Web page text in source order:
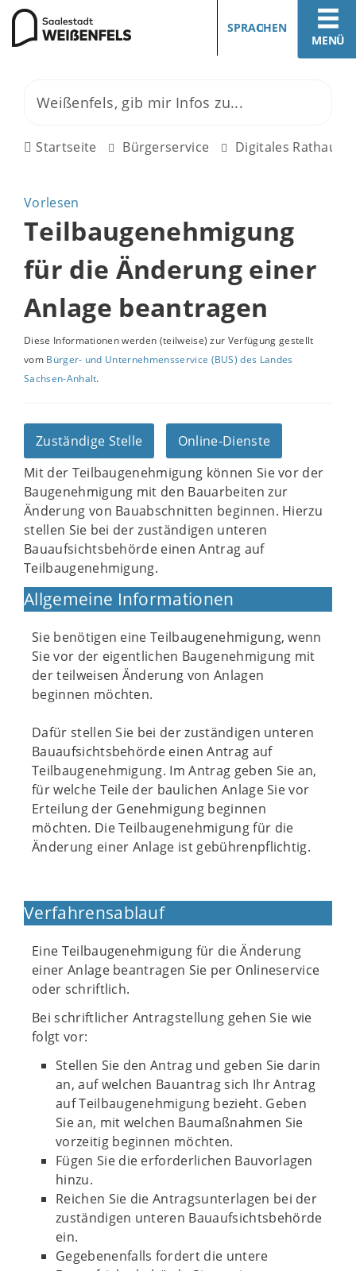
MENÜ
SPRACHEN
Startseite Bürgerservice Digitales Rathaus
Vorlesen
Teilbaugenehmigung
für die Änderung einer
Anlage beantragen
Diese Informationen werden (teilweise) zur Verfügung gestellt
vom Bürger- und Unternehmensservice (BUS) des Landes
Sachsen-Anhalt.
Zuständige Stelle
Online-Dienste
Mit der Teilbaugenehmigung können Sie vor der
Baugenehmigung mit den Bauarbeiten zur
Änderung von Bauabschnitten beginnen. Hierzu
stellen Sie bei der zuständigen unteren
Bauaufsichtsbehörde einen Antrag auf
Teilbaugenehmigung.
Allgemeine Informationen
Sie benötigen eine Teilbaugenehmigung, wenn
Sie vor der eigentlichen Baugenehmigung mit
der teilweisen Änderung von Anlagen
beginnen möchten.
Dafür stellen Sie bei der zuständigen unteren
Bauaufsichtsbehörde einen Antrag auf
Teilbaugenehmigung. Im Antrag geben Sie an,
für welche Teile der baulichen Anlage Sie vor
Erteilung der Genehmigung beginnen
möchten. Die Teilbaugenehmigung für die
Änderung einer Anlage ist gebührenpflichtig.
Verfahrensablauf
Eine Teilbaugenehmigung für die Änderung
einer Anlage beantragen Sie per Onlineservice
oder schriftlich.
Bei schriftlicher Antragstellung gehen Sie wie
folgt vor:
Stellen Sie den Antrag und geben Sie darin
an, auf welchen Bauantrag sich Ihr Antrag
auf Teilbaugenehmigung bezieht. Geben
Sie an, mit welchen Baumaßnahmen Sie
vorzeitig beginnen möchten.
Fügen Sie die erforderlichen Bauvorlagen
hinzu.
Reichen Sie die Antragsunterlagen bei der
zuständigen unteren Bauaufsichtsbehörde
ein.
Gegebenenfalls fordert die untere